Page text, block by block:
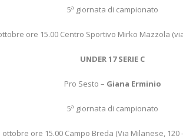
5ª giornata di campionato
ore 15.00 Centro Sportivo Mirko Mazzola
UNDER 17 SERIE C
Pro Sesto – Giana Erminio
5ª giornata di campionato
ottobre ore 15.00 Campo Breda (Via Milanese, 120